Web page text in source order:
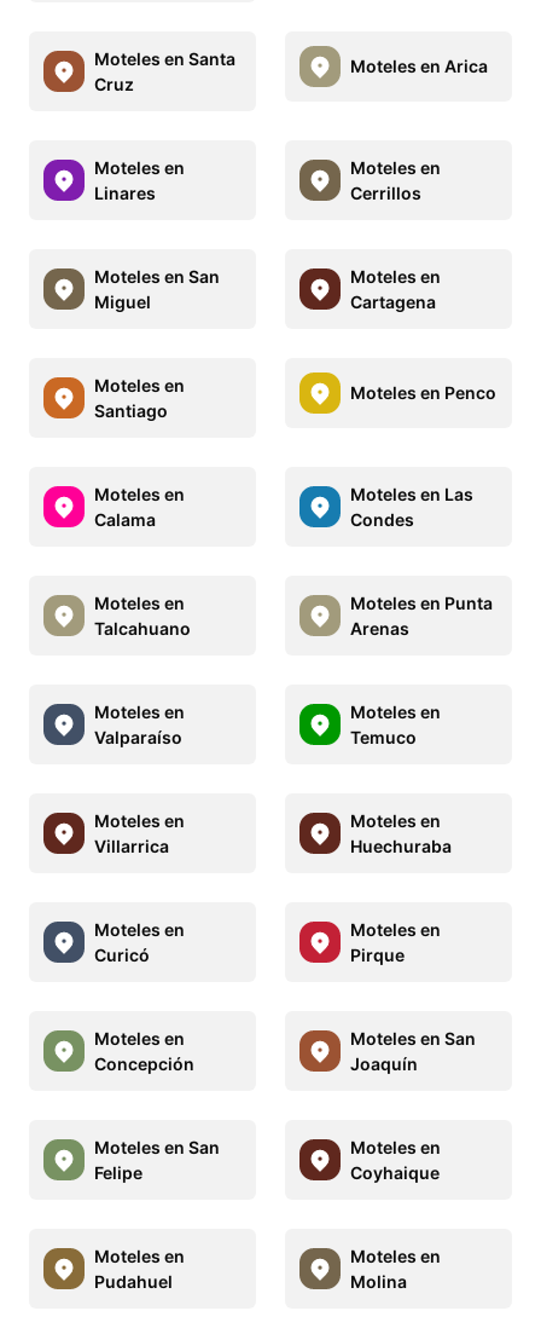
Moteles en Santa
Cruz
Moteles en Arica
Moteles en
Linares
Moteles en
Cerrillos
Moteles en San
Miguel
Moteles en
Cartagena
Moteles en
Santiago
Moteles en Penco
Moteles en
Calama
Moteles en Las
Condes
Moteles en
Talcahuano
Moteles en Punta
Arenas
Moteles en
Valparaíso
Moteles en
Temuco
Moteles en
Villarrica
Moteles en
Huechuraba
Moteles en
Curicó
Moteles en
Pirque
Moteles en
Concepción
Moteles en San
Joaquín
Moteles en San
Felipe
Moteles en
Coyhaique
Moteles en
Pudahuel
Moteles en
Molina